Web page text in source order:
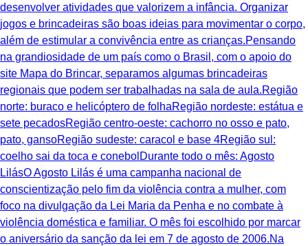
desenvolver atividades que valorizem a infância. Organizar
jogos e brincadeiras são boas ideias para movimentar o corpo,
além de estimular a convivência entre as crianças.Pensando
na grandiosidade de um país como o Brasil, com o apoio do
site Mapa do Brincar, separamos algumas brincadeiras
regionais que podem ser trabalhadas na sala de aula.Região
norte: buraco e helicóptero de folhaRegião nordeste: estátua e
sete pecadosRegião centro-oeste: cachorro no osso e pato,
pato, gansoRegião sudeste: caracol e base 4Região sul:
coelho sai da toca e conebolDurante todo o mês: Agosto
LilásO Agosto Lilás é uma campanha nacional de
conscientização pelo fim da violência contra a mulher, com
foco na divulgação da Lei Maria da Penha e no combate à
violência doméstica e familiar. O mês foi escolhido por marcar
o aniversário da sanção da lei em 7 de agosto de 2006.Na